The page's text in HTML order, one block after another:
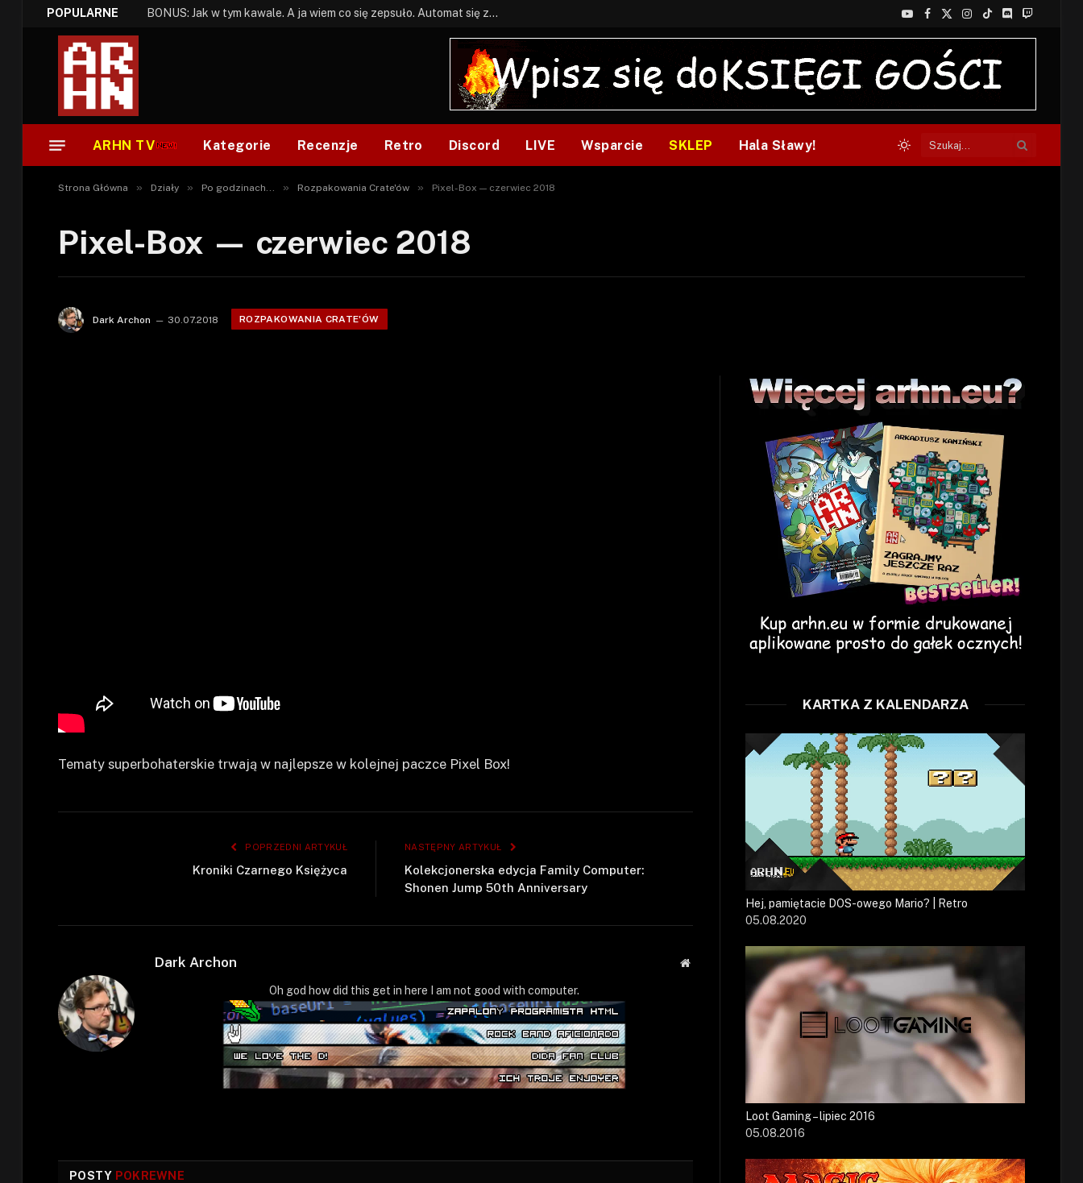
POPULARNE BONUS: Jak w tym kawale. A ja wiem co się zepsuło. Automat się zepsuł.
YouTube
Facebook
X
(Twitter)
Instagram
TikTokDiscordTwitch
ARHN TV Kategorie Recenzje Retro Discord LIVE Wsparcie SKLEP Hala Sławy!
Strona Główna » Działy » Po godzinach... » Rozpakowania Crate'ów » Pixel-Box — czerwiec 2018
Pixel-Box — czerwiec 2018
Dark Archon 30.07.2018 ROZPAKOWANIA CRATE'ÓW
Tematy superbohaterskie trwają w najlepsze w kolejnej paczce Pixel Box!
POPRZEDNI ARTYKUŁ
Kroniki Czarnego Księżyca
NASTĘPNY ARTYKUŁ
Kolekcjonerska edycja Family Computer:
Shonen Jump 50th Anniversary
Dark Archon
Strona
Oh god how did this get in here I am not good with computer.
POSTY POKREWNE
KARTKA Z KALENDARZA
Hej, pamiętacie DOS-owego Mario? | Retro
05.08.2020
Loot Gaming – lipiec 2016
05.08.2016